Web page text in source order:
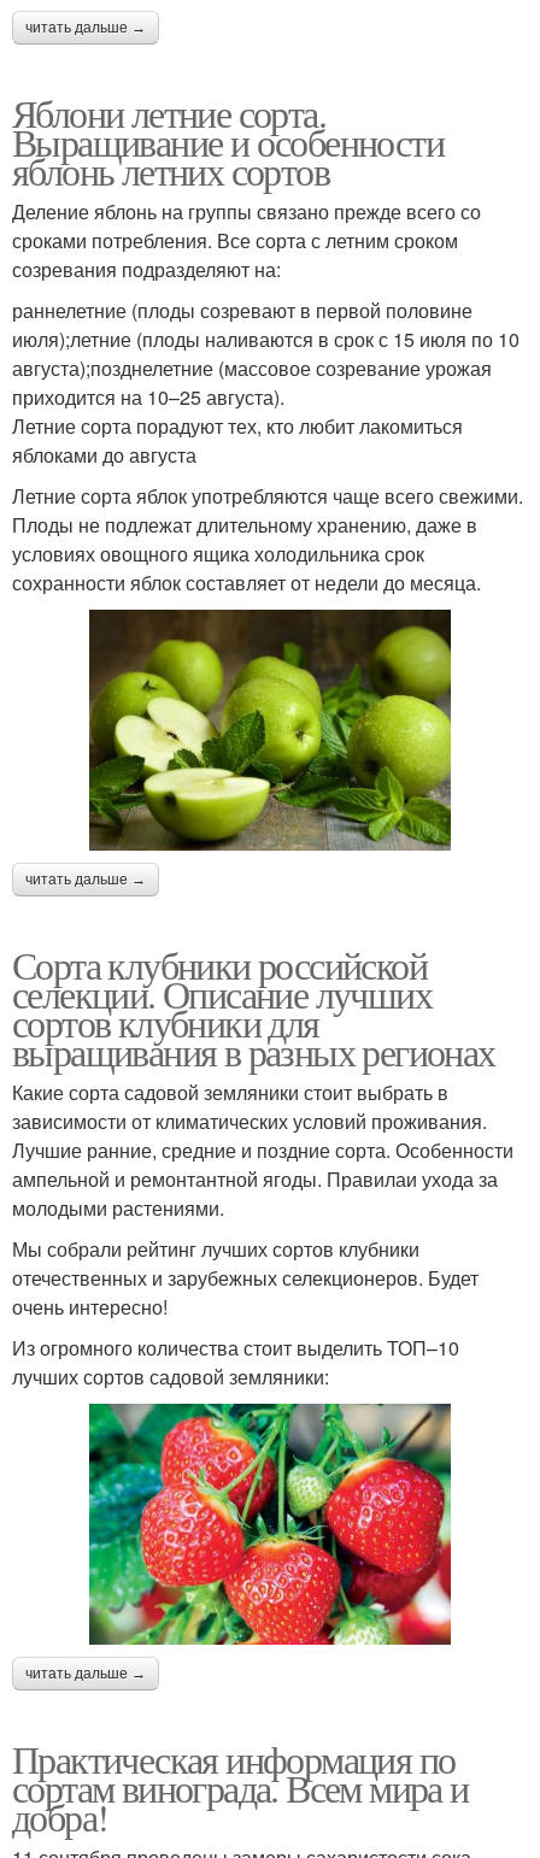
читать дальше →
Яблони летние сорта.
Выращивание и особенности
яблонь летних сортов
Деление яблонь на группы связано прежде всего со
сроками потребления. Все сорта с летним сроком
созревания подразделяют на:
раннелетние (плоды созревают в первой половине
июля);летние (плоды наливаются в срок с 15 июля по 10
августа);позднелетние (массовое созревание урожая
приходится на 10–25 августа).
Летние сорта порадуют тех, кто любит лакомиться
яблоками до августа
Летние сорта яблок употребляются чаще всего свежими.
Плоды не подлежат длительному хранению, даже в
условиях овощного ящика холодильника срок
сохранности яблок составляет от недели до месяца.
читать дальше →
Сорта клубники российской
селекции. Описание лучших
сортов клубники для
выращивания в разных регионах
Какие сорта садовой земляники стоит выбрать в
зависимости от климатических условий проживания.
Лучшие ранние, средние и поздние сорта. Особенности
ампельной и ремонтантной ягоды. Правилаи ухода за
молодыми растениями.
Мы собрали рейтинг лучших сортов клубники
отечественных и зарубежных селекционеров. Будет
очень интересно!
Из огромного количества стоит выделить ТОП–10
лучших сортов садовой земляники:
читать дальше →
Практическая информация по
сортам винограда. Всем мира и
добра!